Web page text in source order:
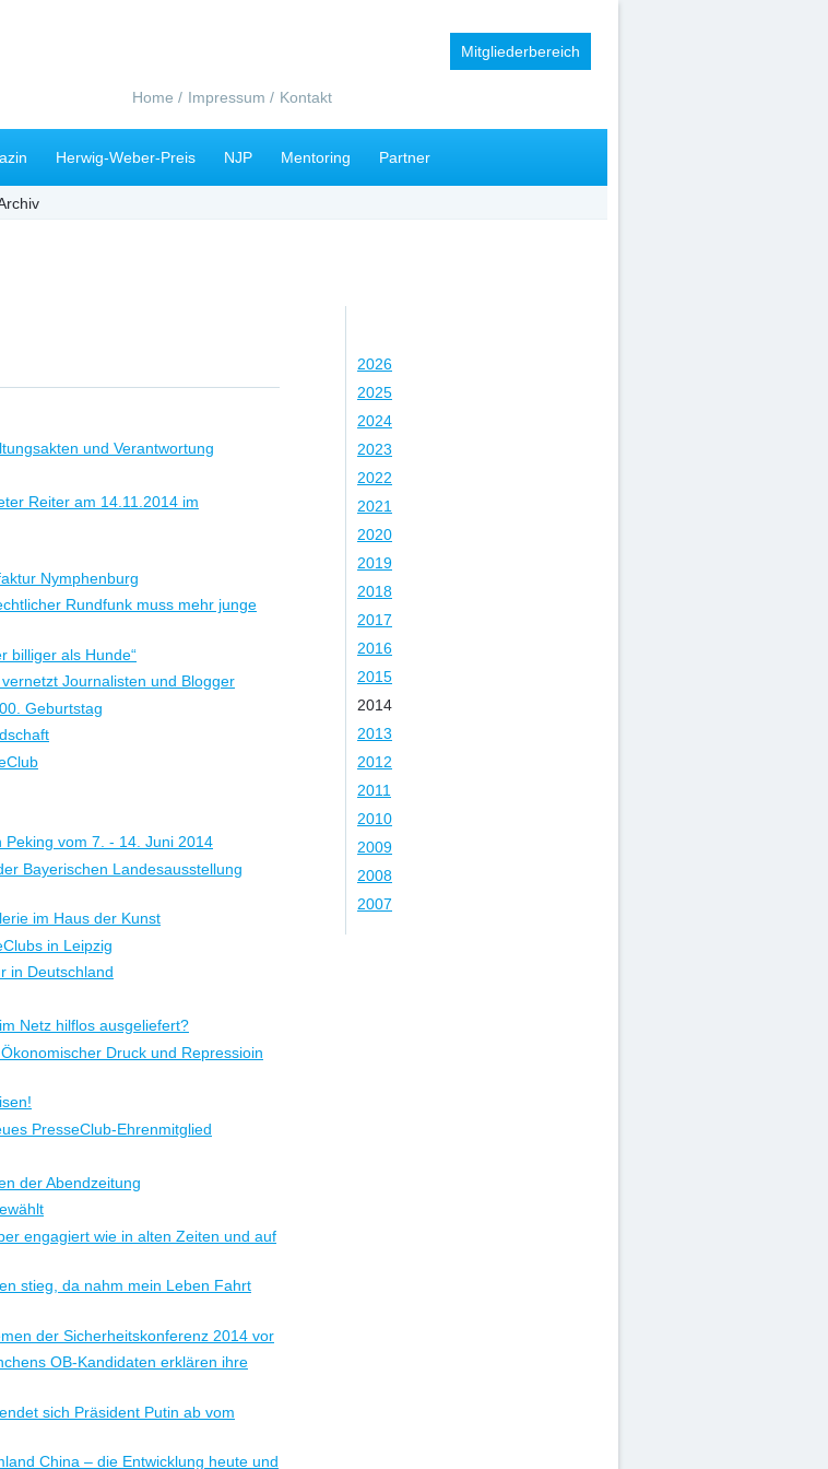
Mitgliederbereich
Navigation
Home Impressum Kontakt
Herwig-Weber-Preis NJP Mentoring Partner
und Verantwortung
Reiter am 14.11.2014 im
Nymphenburg
Rundfunk muss mehr junge
billiger als Hunde“
Journalisten und Blogger
Geburtstag
Peking vom 7. - 14. Juni 2014
Bayerischen Landesausstellung
im Haus der Kunst
in Leipzig
in Deutschland
Netz hilflos ausgeliefert?
Druck und Repressioin
PresseClub-Ehrenmitglied
der Abendzeitung
engagiert wie in alten Zeiten und auf
stieg, da nahm mein Leben Fahrt
der Sicherheitskonferenz 2014 vor
OB-Kandidaten erklären ihre
sich Präsident Putin ab vom
China – die Entwicklung heute und
2026
2025
2024
2023
2022
2021
2020
2019
2018
2017
2016
2015
2014
2013
2012
2011
2010
2009
2008
2007